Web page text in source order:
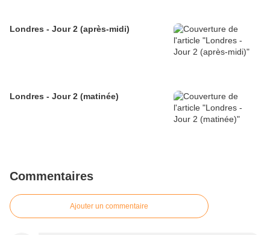
Londres - Jour 2 (après-midi)
Londres - Jour 2 (matinée)
Commentaires
Ajouter un commentaire